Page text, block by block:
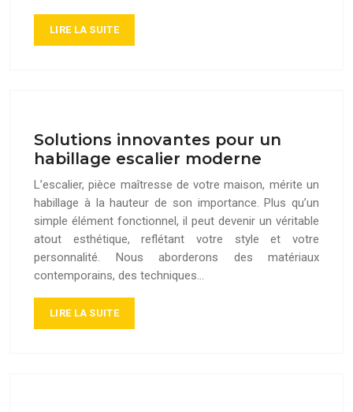
LIRE LA SUITE
Solutions innovantes pour un
habillage escalier moderne
L’escalier, pièce maîtresse de votre maison, mérite un
habillage à la hauteur de son importance. Plus qu’un
simple élément fonctionnel, il peut devenir un véritable
atout esthétique, reflétant votre style et votre
personnalité. Nous aborderons des matériaux
contemporains, des techniques…
LIRE LA SUITE